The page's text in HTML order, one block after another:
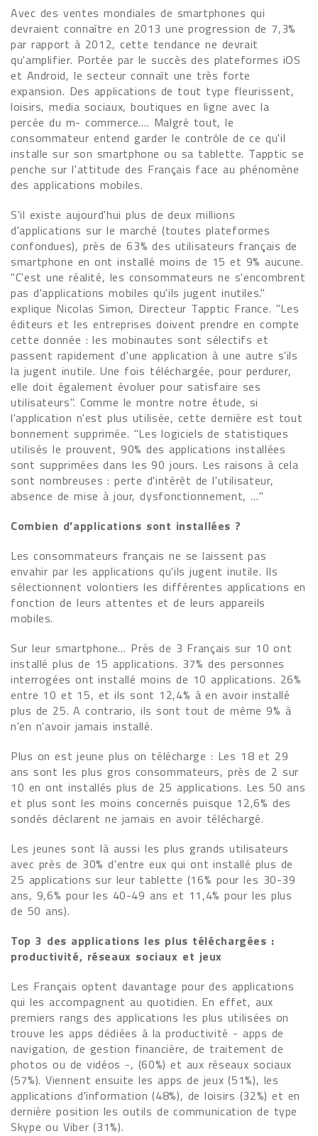
Avec des ventes mondiales de smartphones qui
devraient connaître en 2013 une progression de 7,3%
par rapport à 2012, cette tendance ne devrait
qu'amplifier. Portée par le succès des plateformes iOS
et Android, le secteur connaît une très forte
expansion. Des applications de tout type fleurissent,
loisirs, media sociaux, boutiques en ligne avec la
percée du m- commerce…. Malgré tout, le
consommateur entend garder le contrôle de ce qu'il
installe sur son smartphone ou sa tablette. Tapptic se
penche sur l'attitude des Français face au phénomène
des applications mobiles.
S'il existe aujourd'hui plus de deux millions
d'applications sur le marché (toutes plateformes
confondues), près de 63% des utilisateurs français de
smartphone en ont installé moins de 15 et 9% aucune.
"C'est une réalité, les consommateurs ne s'encombrent
pas d'applications mobiles qu'ils jugent inutiles."
explique Nicolas Simon, Directeur Tapptic France. "Les
éditeurs et les entreprises doivent prendre en compte
cette donnée : les mobinautes sont sélectifs et
passent rapidement d'une application à une autre s'ils
la jugent inutile. Une fois téléchargée, pour perdurer,
elle doit également évoluer pour satisfaire ses
utilisateurs". Comme le montre notre étude, si
l'application n'est plus utilisée, cette dernière est tout
bonnement supprimée. "Les logiciels de statistiques
utilisés le prouvent, 90% des applications installées
sont supprimées dans les 90 jours. Les raisons à cela
sont nombreuses : perte d'intérêt de l'utilisateur,
absence de mise à jour, dysfonctionnement, …"
Combien d'applications sont installées ?
Les consommateurs français ne se laissent pas
envahir par les applications qu'ils jugent inutile. Ils
sélectionnent volontiers les différentes applications en
fonction de leurs attentes et de leurs appareils
mobiles.
Sur leur smartphone… Près de 3 Français sur 10 ont
installé plus de 15 applications. 37% des personnes
interrogées ont installé moins de 10 applications. 26%
entre 10 et 15, et ils sont 12,4% à en avoir installé
plus de 25. A contrario, ils sont tout de même 9% à
n'en n'avoir jamais installé.
Plus on est jeune plus on télécharge : Les 18 et 29
ans sont les plus gros consommateurs, près de 2 sur
10 en ont installés plus de 25 applications. Les 50 ans
et plus sont les moins concernés puisque 12,6% des
sondés déclarent ne jamais en avoir téléchargé.
Les jeunes sont là aussi les plus grands utilisateurs
avec près de 30% d'entre eux qui ont installé plus de
25 applications sur leur tablette (16% pour les 30-39
ans, 9,6% pour les 40-49 ans et 11,4% pour les plus
de 50 ans).
Top 3 des applications les plus téléchargées :
productivité, réseaux sociaux et jeux
Les Français optent davantage pour des applications
qui les accompagnent au quotidien. En effet, aux
premiers rangs des applications les plus utilisées on
trouve les apps dédiées à la productivité - apps de
navigation, de gestion financière, de traitement de
photos ou de vidéos -, (60%) et aux réseaux sociaux
(57%). Viennent ensuite les apps de jeux (51%), les
applications d'information (48%), de loisirs (32%) et en
dernière position les outils de communication de type
Skype ou Viber (31%).